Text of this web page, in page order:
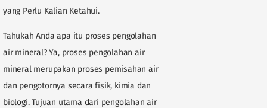
yang Perlu Kalian Ketahui.
Tahukah Anda apa itu proses pengolahan
air mineral? Ya, proses pengolahan air
mineral merupakan proses pemisahan air
dan pengotornya secara fisik, kimia dan
biologi. Tujuan utama dari pengolahan air